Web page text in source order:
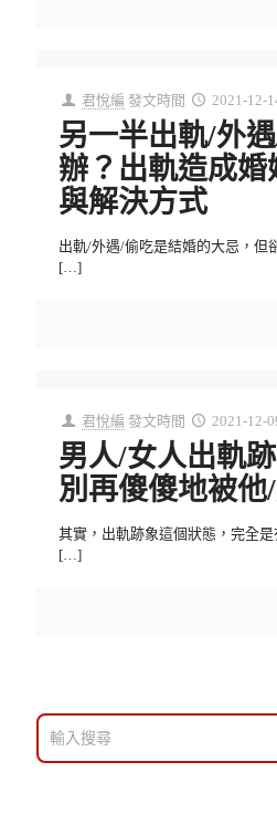
君悅編 發文時間 2021-12-
另一半出軌/外
辦？出軌造成婚
與解決方式
出軌/外遇/偷吃是結婚的大忌，但
[…]
君悅編 發文時間 2021-12-
男人/女人出軌
別再傻傻地被他
其實，出軌跡象這個狀態，完全是
[…]